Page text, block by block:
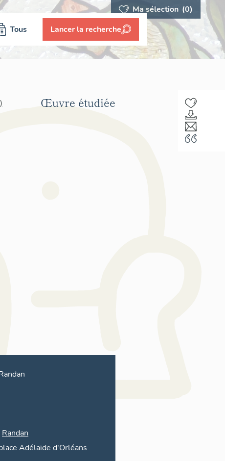
Ma sélection (0)
Tous Lancer la recherche
Œuvre étudiée
Randan
Adélaïde d'Orléans